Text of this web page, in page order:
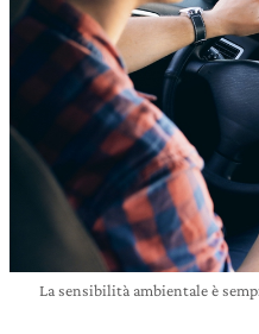
La sensibilità ambientale è